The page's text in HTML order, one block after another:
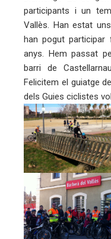
participants i un
Vallès. Han estat
han pogut
anys. Hem passat
barri de
Felicitem el guiatge
dels Guies ciclistes